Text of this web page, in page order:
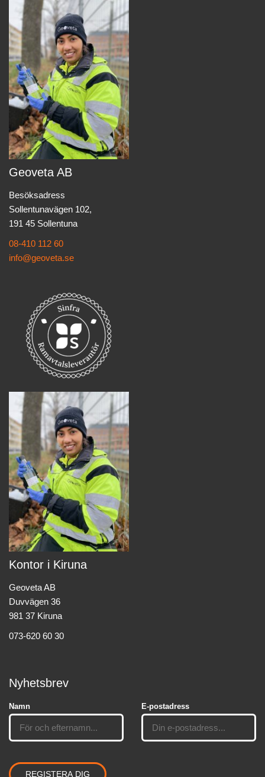
Geoveta AB
Besöksadress
Sollentunavägen 102,
191 45 Sollentuna
08-410 112 60
info@geoveta.se
Kontor i Kiruna
Geoveta AB
Duvvägen 36
981 37 Kiruna
073-620 60 30
Nyhetsbrev
Namn E-postadress